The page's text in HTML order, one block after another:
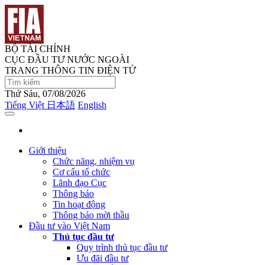
BỘ TÀI CHÍNH
CỤC ĐẦU TƯ NƯỚC NGOÀI
TRANG THÔNG TIN ĐIỆN TỬ
Thứ Sáu, 07/08/2026
Tiếng Việt 日本語 English
Giới thiệu
Chức năng, nhiệm vụ
Cơ cấu tổ chức
Lãnh đạo Cục
Thông báo
Tin hoạt động
Thông báo mời thầu
Đầu tư vào Việt Nam
Thủ tục đầu tư
Quy trình thủ tục đầu tư
Ưu đãi đầu tư